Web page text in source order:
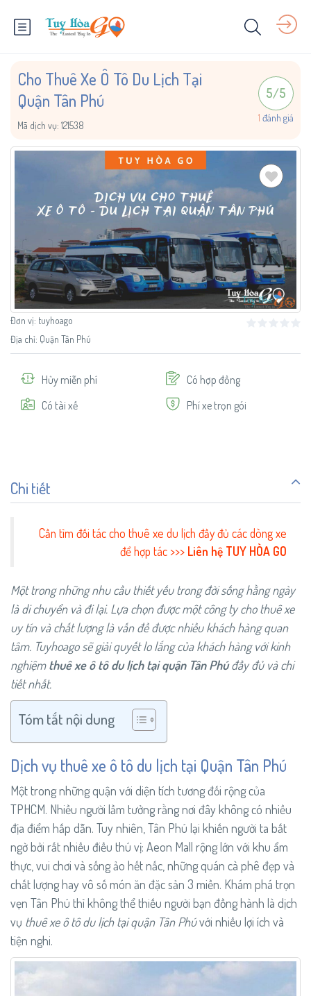
Cho Thuê Xe Ô Tô Du Lịch Tại
Quận Tân Phú
Mã dịch vụ: 121538
5/5
1 đánh giá
Đơn vị: tuyhoago
Địa chỉ: Quận Tân Phú
Hủy miễn phí
Có hợp đồng
Có tài xế
Phí xe trọn gói
Chi tiết
Cần tìm đối tác cho thuê xe du lịch đầy đủ các dòng xe
để hợp tác >>> Liên hệ TUY HÒA GO
Một trong những nhu cầu thiết yếu trong đời sống hằng ngày
là di chuyển và đi lại. Lựa chọn được một công ty cho thuê xe
uy tín và chất lượng là vấn đề được nhiều khách hàng quan
tâm. Tuyhoago sẽ giải quyết lo lắng của khách hàng với kinh
nghiệmthuê xe ô tô du lịch tại quận Tân Phúđầy đủ và chi
tiết nhất.
Tóm tắt nội dung
Dịch vụ thuê xe ô tô du lịch tại Quận Tân Phú
Một trong những quận với diện tích tương đối rộng của
TPHCM. Nhiều người lầm tưởng rằng nơi đây không có nhiều
địa điểm hấp dẫn. Tuy nhiên, Tân Phú lại khiến người ta bất
ngờ bởi rất nhiều điều thú vị: Aeon Mall rộng lớn với khu ẩm
thực, vui chơi và sống ảo hết nấc, những quán cà phê đẹp và
chất lượng hay vô số món ăn đặc sản 3 miền. Khám phá trọn
vẹn Tân Phú thì không thể thiếu người bạn đồng hành là dịch
vụ thuê xe ô tô du lịch tại quận Tân Phúvới nhiều lợi ích và
tiện nghi.